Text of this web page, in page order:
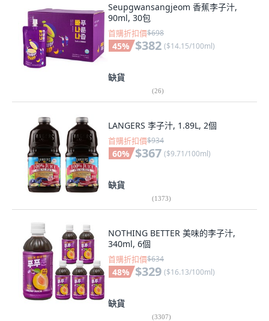
Seupgwansangjeom 香蕉李子汁,
90ml, 30包
首購折扣價$698
45% $382 ($14.15/100ml)
缺貨
(26)
LANGERS 李子汁, 1.89L, 2個
首購折扣價$934
60% $367 ($9.71/100ml)
缺貨
(1373)
NOTHING BETTER 美味的李子汁,
340ml, 6個
首購折扣價$634
48% $329 ($16.13/100ml)
缺貨
(3307)